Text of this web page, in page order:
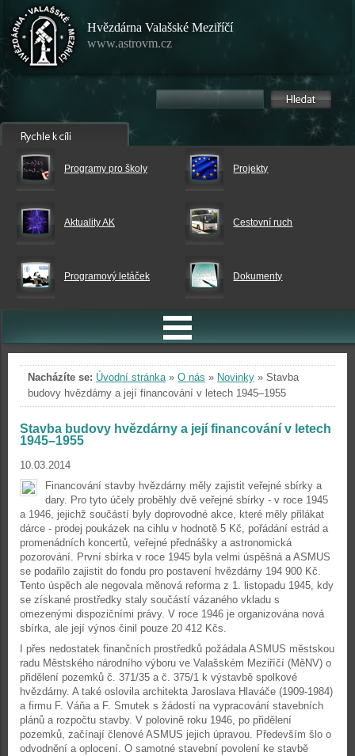
Hvězdárna Valašské Meziříčí
www.astrovm.cz
Programy pro školy Projekty
Aktuality AK Cestovní ruch
Programový letáček Dokumenty
Nacházíte se: Úvodní stránka» O nás » Novinky » Stavba
budovy hvězdárny a její financování v letech 1945–1955
Stavba budovy hvězdárny a její financování v letech
1945–1955
10.03.2014
Financování stavby hvězdárny měly zajistit veřejné sbírky a
dary. Pro tyto účely proběhly dvě veřejné sbírky - v roce 1945
a 1946, jejichž součástí byly doprovodné akce, které měly přilákat
dárce - prodej poukázek na cihlu v hodnotě 5 Kč, pořádání estrád a
promenádních koncertů, veřejné přednášky a astronomická
pozorování. První sbírka v roce 1945 byla velmi úspěšná a ASMUS
se podařilo zajistit do fondu pro postavení hvězdárny 194 900 Kč.
Tento úspěch ale negovala měnová reforma z 1. listopadu 1945, kdy
se získané prostředky staly součástí vázaného vkladu s
omezenými dispozičními právy. V roce 1946 je organizována nová
sbírka, ale její výnos činil pouze 20 412 Kčs.
I přes nedostatek finančních prostředků požádala ASMUS městskou
radu Městského národního výboru ve Valašském Meziříčí (MěNV) o
přidělení pozemků č. 371/35 a č. 375/1 k výstavbě spolkové
hvězdárny. A také oslovila architekta Jaroslava Hlaváče (1909-1984)
a firmu F. Váňa a F. Smutek s žádostí na vypracování stavebních
plánů a rozpočtu stavby. V polovině roku 1946, po přidělení
pozemků, začínají členové ASMUS jejich úpravou. Především šlo o
odvodnění a oplocení. O samotné stavební povolení ke stavbě